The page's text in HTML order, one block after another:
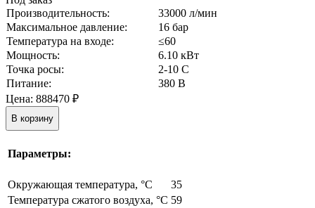
Производительность:
33000 л/мин
Максимальное давление:
16 бар
Температура на входе:
≤60
Мощность:
6.10 кВт
Точка росы:
2-10 С
Питание:
380 В
Цена: 888470 ₽
В корзину
Параметры:
Окружающая температура, °C
35
Температура сжатого воздуха, °C 59